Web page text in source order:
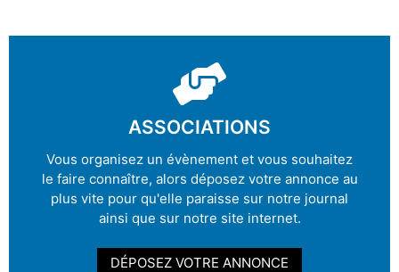
ASSOCIATIONS
Vous organisez un évènement et vous souhaitez
le faire connaître, alors déposez votre annonce au
plus vite pour qu'elle paraisse sur notre journal
ainsi que sur notre site internet.
DÉPOSEZ VOTRE ANNONCE